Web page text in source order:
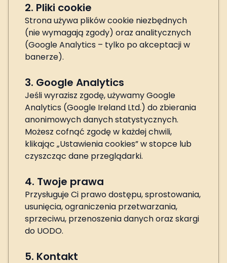
2. Pliki cookie
Strona używa plików cookie niezbędnych
(nie wymagają zgody) oraz analitycznych
(Google Analytics – tylko po akceptacji w
banerze).
3. Google Analytics
Jeśli wyrazisz zgodę, używamy Google
Analytics (Google Ireland Ltd.) do zbierania
anonimowych danych statystycznych.
Możesz cofnąć zgodę w każdej chwili,
klikając „Ustawienia cookies” w stopce lub
czyszcząc dane przeglądarki.
4. Twoje prawa
Przysługuje Ci prawo dostępu, sprostowania,
usunięcia, ograniczenia przetwarzania,
sprzeciwu, przenoszenia danych oraz skargi
do UODO.
5. Kontakt